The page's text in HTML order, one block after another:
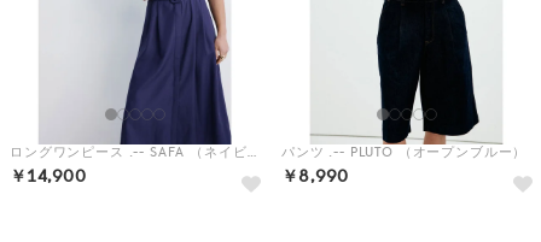
ロングワンピース .-- SAFA （ネイビーブルー）
￥14,900
パンツ .-- PLUTO （オープンブルー）
￥8,990